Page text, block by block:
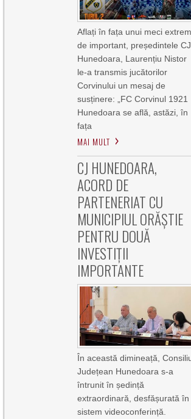
Aflați în fața unui meci extrem
de important, președintele CJ
Hunedoara, Laurențiu Nistor
le-a transmis jucătorilor
Corvinului un mesaj de
susținere: „FC Corvinul 1921
Hunedoara se află, astăzi, în
fața
MAI MULT
CJ HUNEDOARA,
ACORD DE
PARTENERIAT CU
MUNICIPIUL ORĂȘTIE
PENTRU DOUĂ
INVESTIȚII
IMPORTANTE
În această dimineață,
Județean Hunedoara s-a
întrunit în ședință
extraordinară, desfășurată în
sistem videoconferință.